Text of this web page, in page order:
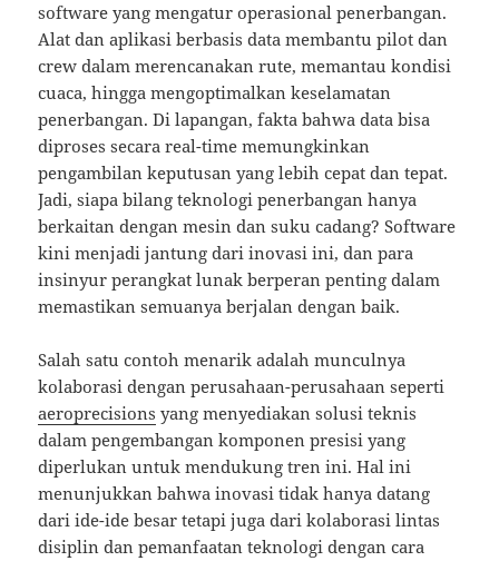
software yang mengatur operasional penerbangan.
Alat dan aplikasi berbasis data membantu pilot dan
crew dalam merencanakan rute, memantau kondisi
cuaca, hingga mengoptimalkan keselamatan
penerbangan. Di lapangan, fakta bahwa data bisa
diproses secara real-time memungkinkan
pengambilan keputusan yang lebih cepat dan tepat.
Jadi, siapa bilang teknologi penerbangan hanya
berkaitan dengan mesin dan suku cadang? Software
kini menjadi jantung dari inovasi ini, dan para
insinyur perangkat lunak berperan penting dalam
memastikan semuanya berjalan dengan baik.
Salah satu contoh menarik adalah munculnya
kolaborasi dengan perusahaan-perusahaan seperti
aeroprecisions yang menyediakan solusi teknis
dalam pengembangan komponen presisi yang
diperlukan untuk mendukung tren ini. Hal ini
menunjukkan bahwa inovasi tidak hanya datang
dari ide-ide besar tetapi juga dari kolaborasi lintas
disiplin dan pemanfaatan teknologi dengan cara